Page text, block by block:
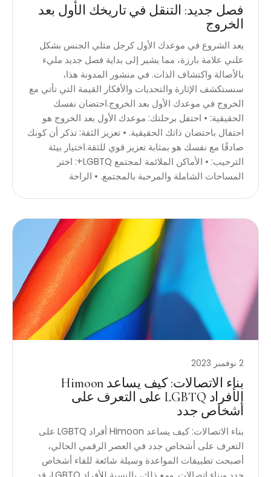
فصل جديد: التنقل في تاريخك الأول بعد
الخروج
يعد الشروع في موعدك الأول كرجل مثلي الجنس بشكل
علني علامة بارزة، مما يشير إلى بداية فصل جديد مليء
بالأصالة واكتشاف الذات. في منشور المدونة هذا،
سنستكشف الإثارة والتحديات والأفكار القيمة التي تأتي مع
الخروج في موعدك الأول بعد الخروج.احتضان نفسك
الحقيقية: • احتفل برحلتك: موعدك الأول بعد الخروج هو
احتفال باحتضان ذاتك الحقيقية. • تعزيز الثقة: تذكر أن كونك
صادقًا مع نفسك هو بمثابة تعزيز قوي للثقة.اختيار بيئة
الترحيب: • الأماكن الملائمة لمجتمع LGBTQ+: اختر
المساحات الشاملة والمرحبة بالمجتمع. • الراحة
2 نوفمبر 2023
بناء الاتصالات: كيف يساعد Himoon
الأفراد LGBTQ على التعرف على
أشخاص جدد
بناء الاتصالات: كيف يساعد Himoon أفراد LGBTQ على
التعرف على أشخاص جدد في العصر الرقمي الحالي،
أصبحت تطبيقات المواعدة وسيلة شائعة للقاء أشخاص